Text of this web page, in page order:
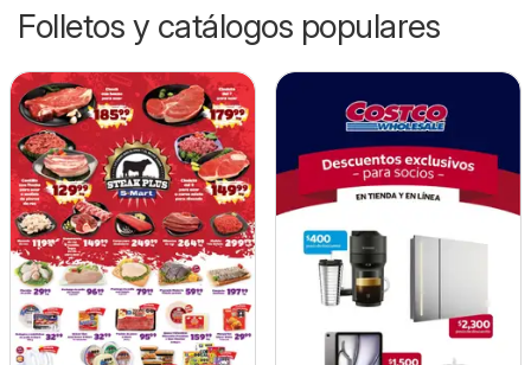
Folletos y catálogos populares